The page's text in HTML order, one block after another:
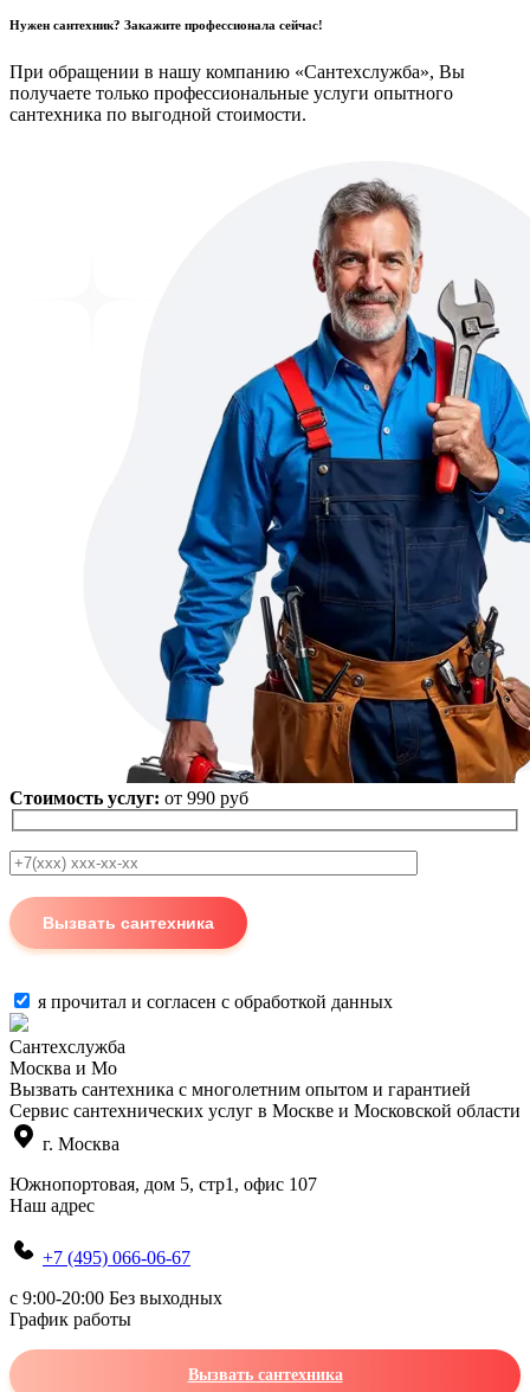
Нужен сантехник? Закажите профессионала сейчас!
При обращении в нашу компанию «Сантехслужба», Вы
получаете только профессиональные услуги опытного
сантехника по выгодной стоимости.
Стоимость услуг: от 990 руб
я прочитал и согласен с обработкой данных
Сантехслужба
Москва и Мо
Вызвать сантехника с многолетним опытом и гарантией
Сервис сантехнических услуг в Москве и Московской области
г. Москва
Южнопортовая, дом 5, стр1, офис 107
Наш адрес
+7 (495) 066-06-67
c 9:00-20:00 Без выходных
График работы
Вызвать сантехника